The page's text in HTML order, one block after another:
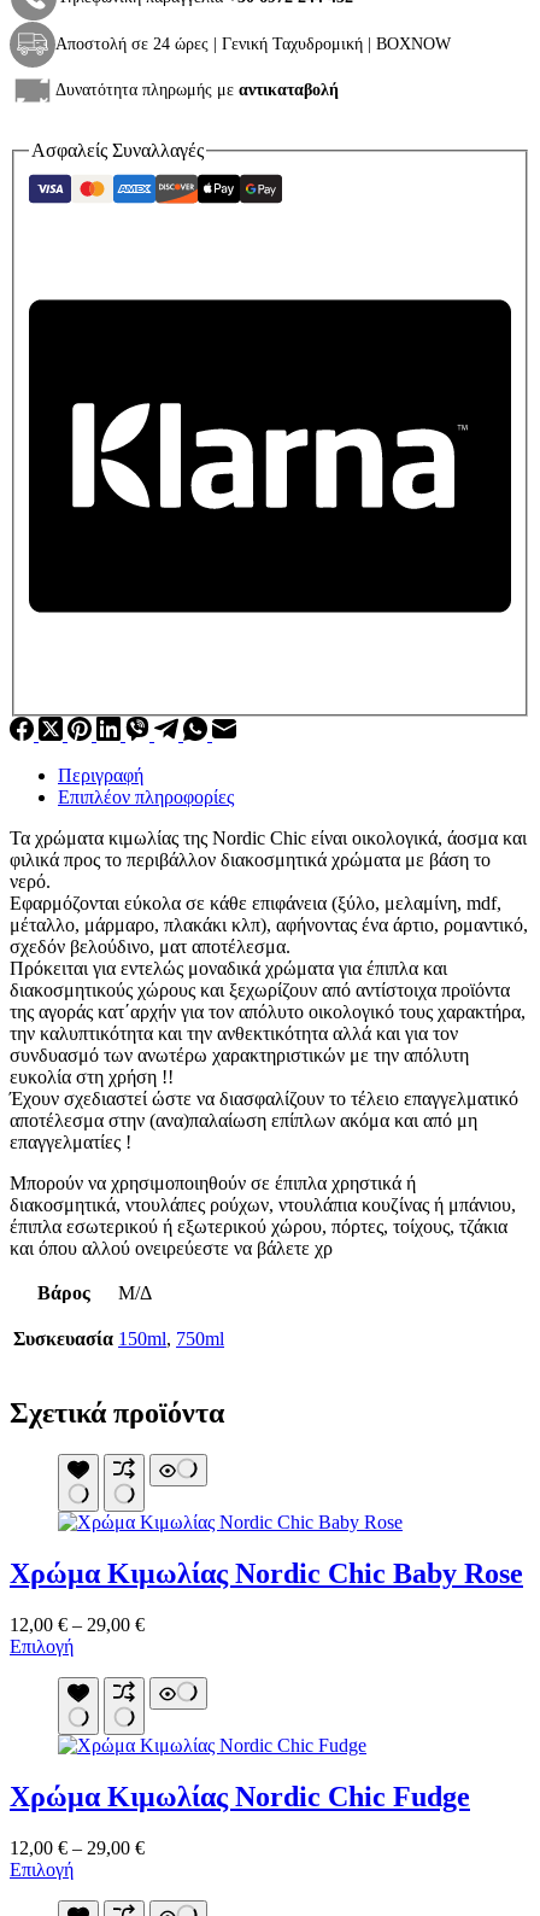
Αποστολή σε 24 ώρες | Γενική Ταχυδρομική | BOXNOW
Δυνατότητα πληρωμής με αντικαταβολή
Ασφαλείς Συναλλαγές
Περιγραφή
Επιπλέον πληροφορίες
Τα χρώματα κιμωλίας της Nordic Chic είναι οικολογικά, άοσμα και
φιλικά προς το περιβάλλον διακοσμητικά χρώματα με βάση το
νερό.
Εφαρμόζονται εύκολα σε κάθε επιφάνεια (ξύλο, μελαμίνη, mdf,
μέταλλο, μάρμαρο, πλακάκι κλπ), αφήνοντας ένα άρτιο, ρομαντικό,
σχεδόν βελούδινο, ματ αποτέλεσμα.
Πρόκειται για εντελώς μοναδικά χρώματα για έπιπλα και
διακοσμητικούς χώρους και ξεχωρίζουν από αντίστοιχα προϊόντα
της αγοράς κατ΄αρχήν για τον απόλυτο οικολογικό τους χαρακτήρα,
την καλυπτικότητα και την ανθεκτικότητα αλλά και για τον
συνδυασμό των ανωτέρω χαρακτηριστικών με την απόλυτη
ευκολία στη χρήση !!
Έχουν σχεδιαστεί ώστε να διασφαλίζουν το τέλειο επαγγελματικό
αποτέλεσμα στην (ανα)παλαίωση επίπλων ακόμα και από μη
επαγγελματίες !
Μπορούν να χρησιμοποιηθούν σε έπιπλα χρηστικά ή
διακοσμητικά, ντουλάπες ρούχων, ντουλάπια κουζίνας ή μπάνιου,
έπιπλα εσωτερικού ή εξωτερικού χώρου, πόρτες, τοίχους, τζάκια
και όπου αλλού ονειρεύεστε να βάλετε χρ
Βάρος Μ/Δ
Συσκευασία 150ml, 750ml
Σχετικά προϊόντα
Χρώμα Κιμωλίας Nordic Chic Baby Rose
12,00 € – 29,00 €Price
through
29,00 €
ΕπιλογήΑυτό
προϊόν
έχει
πολλαπλές
παραλλαγές.
επιλογές
μπορούν
να
επιλεγούν
στη
σελίδα
Χρώμα Κιμωλίας Nordic Chic Fudge
12,00 € – 29,00 €Price
through
ΕπιλογήΑυτό
προϊόν